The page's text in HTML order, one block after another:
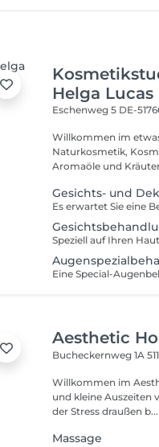
Helga Lucas
Eschenweg 5 DE-
Willkommen im
Naturkosmetik,
Aromaöle und
Gesichts- und
Aesthetic
Bucheckernweg 1A
Willkommen im
und kleine Auszeiten
der Stress draußen b...
Massage